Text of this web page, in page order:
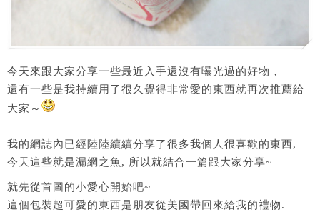
今天來跟大家分享一些最近入手還沒有曝光過的好物，
還有一些是我持續用了很久覺得非常愛的東西就再次推薦給
大家～
我的網誌內已經陸陸續續分享了很多我個人很喜歡的東西,
今天這些就是漏網之魚, 所以就結合一篇跟大家分享~
就先從首圖的小愛心開始吧~
這個包裝超可愛的東西是朋友從美國帶回來給我的禮物.